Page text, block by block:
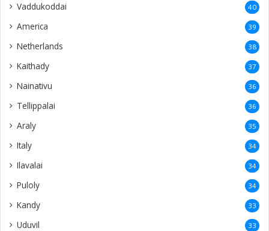
Vaddukoddai 40
America 39
Netherlands 38
Kaithady 37
Nainativu 36
Tellippalai 36
Araly 35
Italy 34
Ilavalai 34
Puloly 34
Kandy 33
Uduvil 33